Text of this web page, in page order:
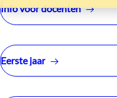
Info voor docenten
Eerste jaar